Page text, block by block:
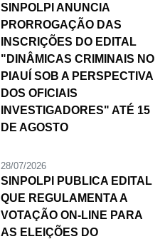
SINPOLPI ANUNCIA
PRORROGAÇÃO DAS
INSCRIÇÕES DO EDITAL
"DINÂMICAS CRIMINAIS NO
PIAUÍ SOB A PERSPECTIVA
DOS OFICIAIS
INVESTIGADORES" ATÉ 15
DE AGOSTO
28/07/2026
SINPOLPI PUBLICA EDITAL
QUE REGULAMENTA A
VOTAÇÃO ON-LINE PARA
AS ELEIÇÕES DO